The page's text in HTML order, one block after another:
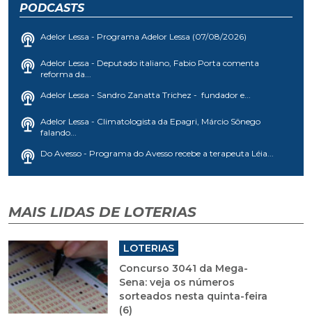
PODCASTS
Adelor Lessa - Programa Adelor Lessa (07/08/2026)
Adelor Lessa - Deputado italiano, Fabio Porta comenta
reforma da...
Adelor Lessa - Sandro Zanatta Trichez - fundador e...
Adelor Lessa - Climatologista da Epagri, Márcio Sônego
falando...
Do Avesso - Programa do Avesso recebe a terapeuta Léia...
MAIS LIDAS DE LOTERIAS
LOTERIAS
Concurso 3041 da Mega-
Sena: veja os números
sorteados nesta quinta-feira
(6)